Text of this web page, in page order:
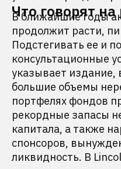
Что говорят
В ближайшие годы
продолжит расти,
Подстегивать ее и
консультационные
указывает издание,
большие объемы
портфелях фондов
рекордные запасы
капитала, а также
спонсоров,
ликвидность. В